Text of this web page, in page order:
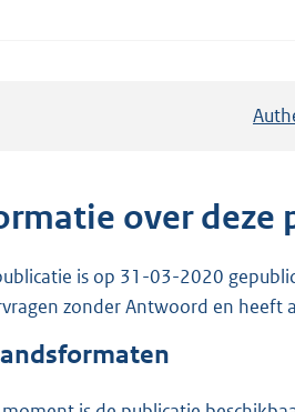
over deze
is op 31-03-2020
zonder Antwoord en